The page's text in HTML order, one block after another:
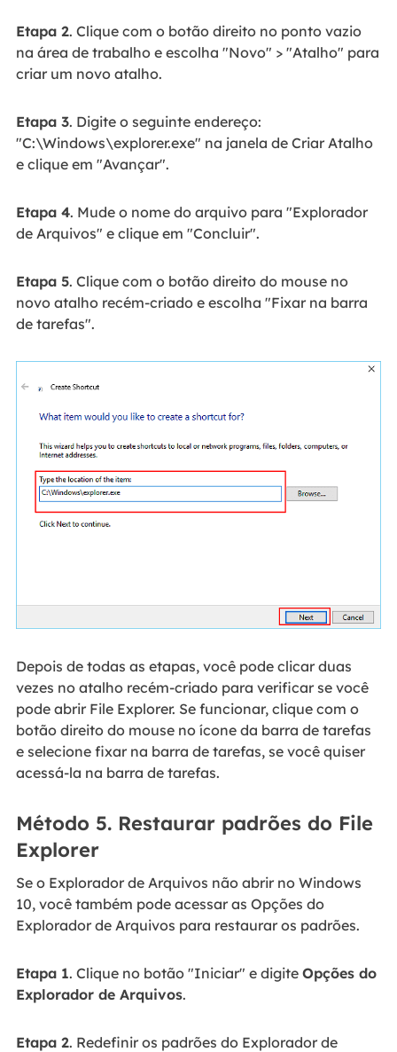
Etapa 2. Clique com o botão direito no ponto vazio
na área de trabalho e escolha "Novo" > "Atalho" para
criar um novo atalho.
Etapa 3. Digite o seguinte endereço:
"C:\Windows\explorer.exe" na janela de Criar Atalho
e clique em "Avançar".
Etapa 4. Mude o nome do arquivo para "Explorador
de Arquivos" e clique em "Concluir".
Etapa 5. Clique com o botão direito do mouse no
novo atalho recém-criado e escolha "Fixar na barra
de tarefas".
Depois de todas as etapas, você pode clicar duas
vezes no atalho recém-criado para verificar se você
pode abrir File Explorer. Se funcionar, clique com o
botão direito do mouse no ícone da barra de tarefas
e selecione fixar na barra de tarefas, se você quiser
acessá-la na barra de tarefas.
Método 5. Restaurar padrões do File
Explorer
Se o Explorador de Arquivos não abrir no Windows
10, você também pode acessar as Opções do
Explorador de Arquivos para restaurar os padrões.
Etapa 1. Clique no botão "Iniciar" e digite Opções do
Explorador de Arquivos.
Etapa 2. Redefinir os padrões do Explorador de